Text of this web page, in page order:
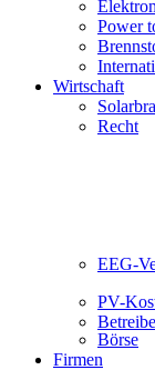
Power
Wirtschaft
Recht
EEG-
PV-
Börse
Firmen